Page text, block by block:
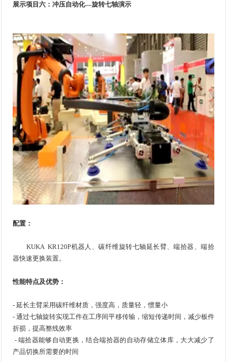
展示项目六：冲压自动化—旋转七轴演示
配置：
KUKA KR120P机器人、碳纤维旋转七轴延长臂、端拾器、端拾
器快速更换装置。
性能特点及优势：
- 延长主臂采用碳纤维材质，强度高，质量轻，惯量小
- 通过七轴旋转实现工件在工序间平移传输，缩短传递时间，减少板件
折损，提高整线效率
- 端拾器能够自动更换，结合端拾器的自动存储立体库，大大减少了
产品切换所需要的时间